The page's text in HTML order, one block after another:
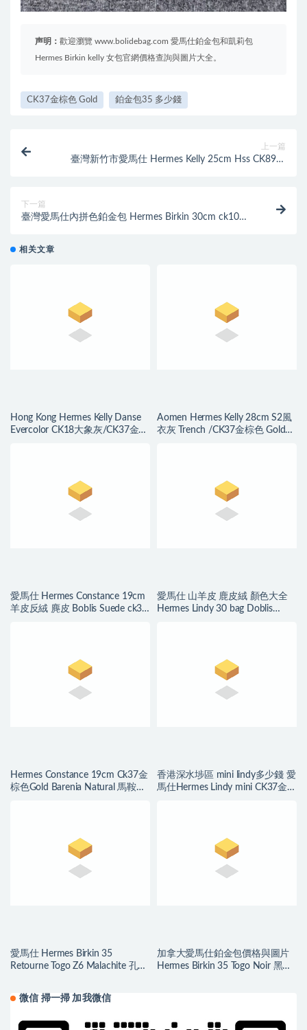
声明： 歡迎瀏覽 www.bolidebag.com 愛馬仕鉑金包和凱莉包
Hermes Birkin kelly 女包官網價格查詢與圖片大全。
CK37金棕色 Gold 鉑金包35 多少錢
上一篇
臺灣新竹市愛馬仕 Hermes Kelly 25cm Hss CK89黑
下一篇
臺灣愛馬仕內拼色鉑金包 Hermes Birkin 30cm ck10奶
相关文章
Hong Kong Hermes Kelly Danse
Evercolor CK18大象灰/CK37金棕
Aomen Hermes Kelly 28cm S2風
衣灰 Trench /CK37金棕色 Gold
愛馬仕 Hermes Constance 19cm
羊皮反絨 麂皮 Boblis Suede ck37
愛馬仕 山羊皮 鹿皮絨 顏色大全
Hermes Lindy 30 bag Doblis
Hermes Constance 19cm Ck37金
棕色Gold Barenia Natural 馬鞍皮
香港深水埗區 mini lindy多少錢 愛
馬仕Hermes Lindy mini CK37金棕
愛馬仕 Hermes Birkin 35
Retourne Togo Z6 Malachite 孔雀
加拿大愛馬仕鉑金包價格與圖片
Hermes Birkin 35 Togo Noir 黑色
微信 掃一掃 加我微信